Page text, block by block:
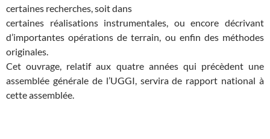
certaines recherches, soit dans
certaines réalisations instrumentales, ou encore décrivant
d’importantes opérations de terrain, ou enfin des méthodes
originales.
Cet ouvrage, relatif aux quatre années qui précèdent une
assemblée générale de l’UGGI, servira de rapport national à
cette assemblée.